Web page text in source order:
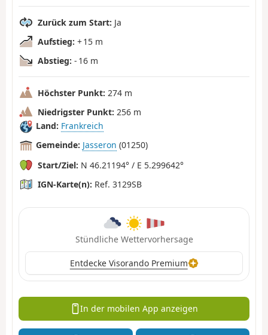
Zurück zum Start: Ja
Aufstieg: + 15 m
Abstieg: - 16 m
Höchster Punkt: 274 m
Niedrigster Punkt: 256 m
Land: Frankreich
Gemeinde: Jasseron (01250)
Start/Ziel: N 46.21194° / E 5.299642°
IGN-Karte(n): Ref. 3129SB
Stündliche Wettervorhersage
Entdecke Visorando Premium
In der mobilen App anzeigen